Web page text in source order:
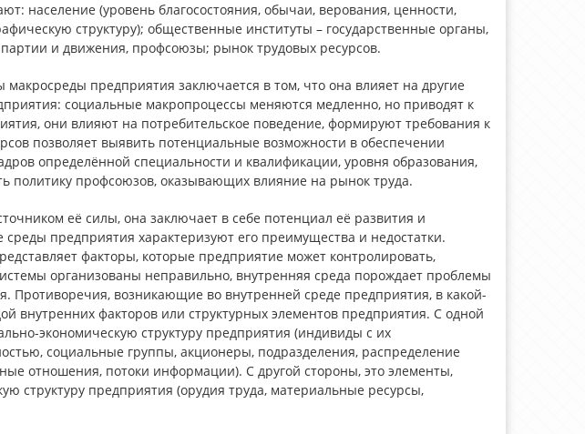
население (уровень благосостояния, обычаи, верования, ценности,
структуру); общественные институты – государственные органы,
и движения, профсоюзы; рынок трудовых ресурсов.
предприятия заключается в том, что она влияет на другие
социальные макропроцессы меняются медленно, но приводят к
они влияют на потребительское поведение, формируют требования к
позволяет выявить потенциальные возможности в обеспечении
определённой специальности и квалификации, уровня образования,
политику профсоюзов, оказывающих влияние на рынок труда.
её силы, она заключает в себе потенциал её развития и
предприятия характеризуют его преимущества и недостатки.
факторы, которые предприятие может контролировать,
организованы неправильно, внутренняя среда порождает проблемы
Противоречия, возникающие во внутренней среде предприятия, в какой-
внутренних факторов или структурных элементов предприятия. С одной
экономическую структуру предприятия (индивиды с их
социальные группы, акционеры, подразделения, распределение
отношения, потоки информации). С другой стороны, это элементы,
структуру предприятия (орудия труда, материальные ресурсы,